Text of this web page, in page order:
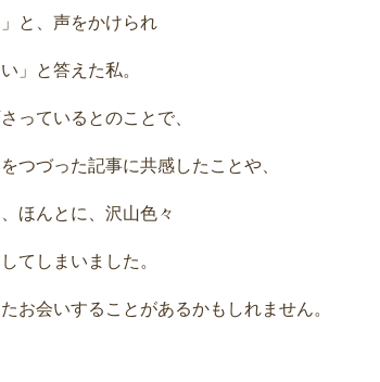
と、声をかけられ
」と答えた私。
っているとのことで、
つづった記事に共感したことや、
ほんとに、沢山色々
てしまいました。
お会いすることがあるかもしれません。